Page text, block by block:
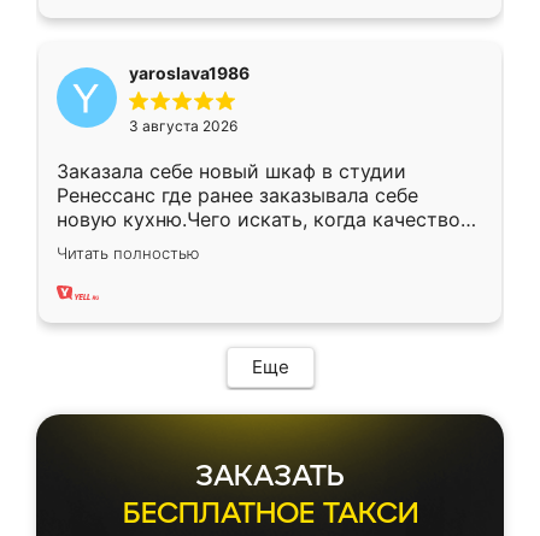
yaroslava1986
3 августа 2026
Заказала себе новый шкаф в студии
Ренессанс где ранее заказывала себе
новую кухню.Чего искать, когда качеством
вполне довольна. Служит кухня уже почти
два года, нареканий нет.
Читать полностью
Еще
ЗАКАЗАТЬ
БЕСПЛАТНОЕ ТАКСИ